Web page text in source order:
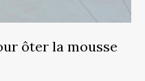
ôter la mousse